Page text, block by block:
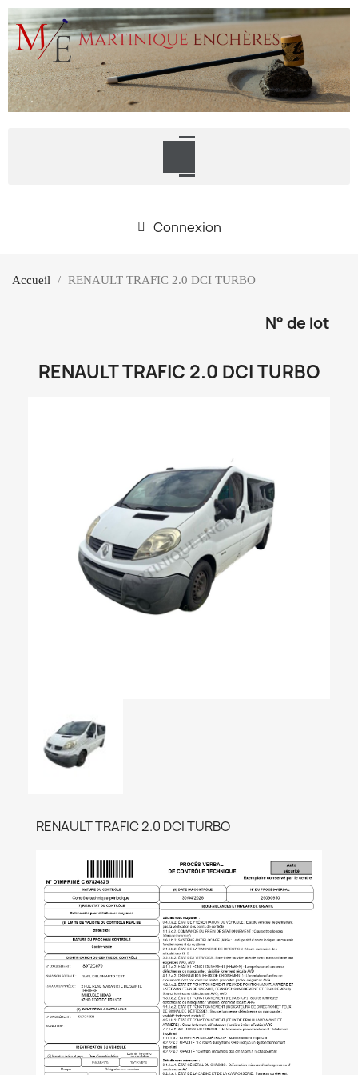
Connexion
Accueil RENAULT TRAFIC 2.0 DCI TURBO
N° de lot
RENAULT TRAFIC 2.0 DCI TURBO
RENAULT TRAFIC 2.0 DCI TURBO